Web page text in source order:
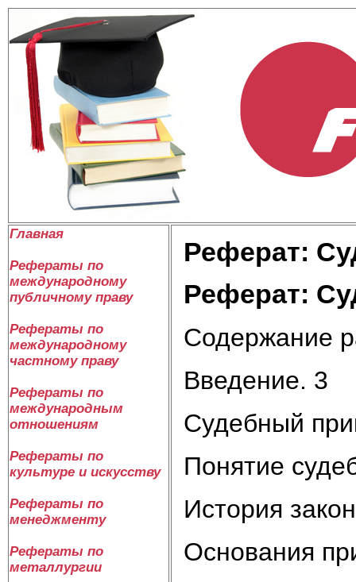
Главная
Рефераты по
международному
публичному праву
Рефераты по
международному
частному праву
Рефераты по
международным
отношениям
Рефераты по
культуре и искусству
Рефераты по
менеджменту
Рефераты по
металлургии
Реферат:
Реферат:
Содержание
Введение. 3
Судебный
Понятие
История
Основания